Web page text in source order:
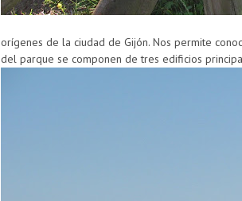
orígenes de la ciudad de Gijón. Nos permite
del parque se componen de tres edificios